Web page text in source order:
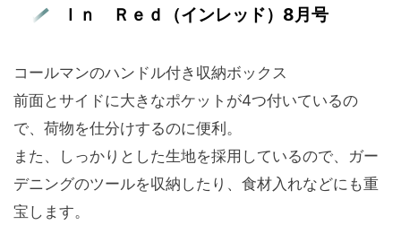
Ｉｎ Ｒｅｄ（インレッド）8月号
コールマンのハンドル付き収納ボックス
前面とサイドに大きなポケットが4つ付いているの
で、荷物を仕分けするのに便利。
また、しっかりとした生地を採用しているので、ガー
デニングのツールを収納したり、食材入れなどにも重
宝します。